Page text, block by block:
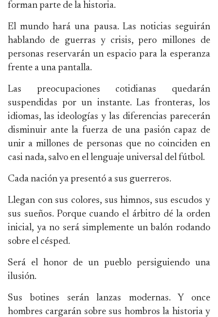
forman parte de la historia.
El mundo hará una pausa. Las noticias seguirán
hablando de guerras y crisis, pero millones de
personas reservarán un espacio para la esperanza
frente a una pantalla.
Las preocupaciones cotidianas quedarán
suspendidas por un instante. Las fronteras, los
idiomas, las ideologías y las diferencias parecerán
disminuir ante la fuerza de una pasión capaz de
unir a millones de personas que no coinciden en
casi nada, salvo en el lenguaje universal del fútbol.
Cada nación ya presentó a sus guerreros.
Llegan con sus colores, sus himnos, sus escudos y
sus sueños. Porque cuando el árbitro dé la orden
inicial, ya no será simplemente un balón rodando
sobre el césped.
Será el honor de un pueblo persiguiendo una
ilusión.
Sus botines serán lanzas modernas. Y once
hombres cargarán sobre sus hombros la historia y